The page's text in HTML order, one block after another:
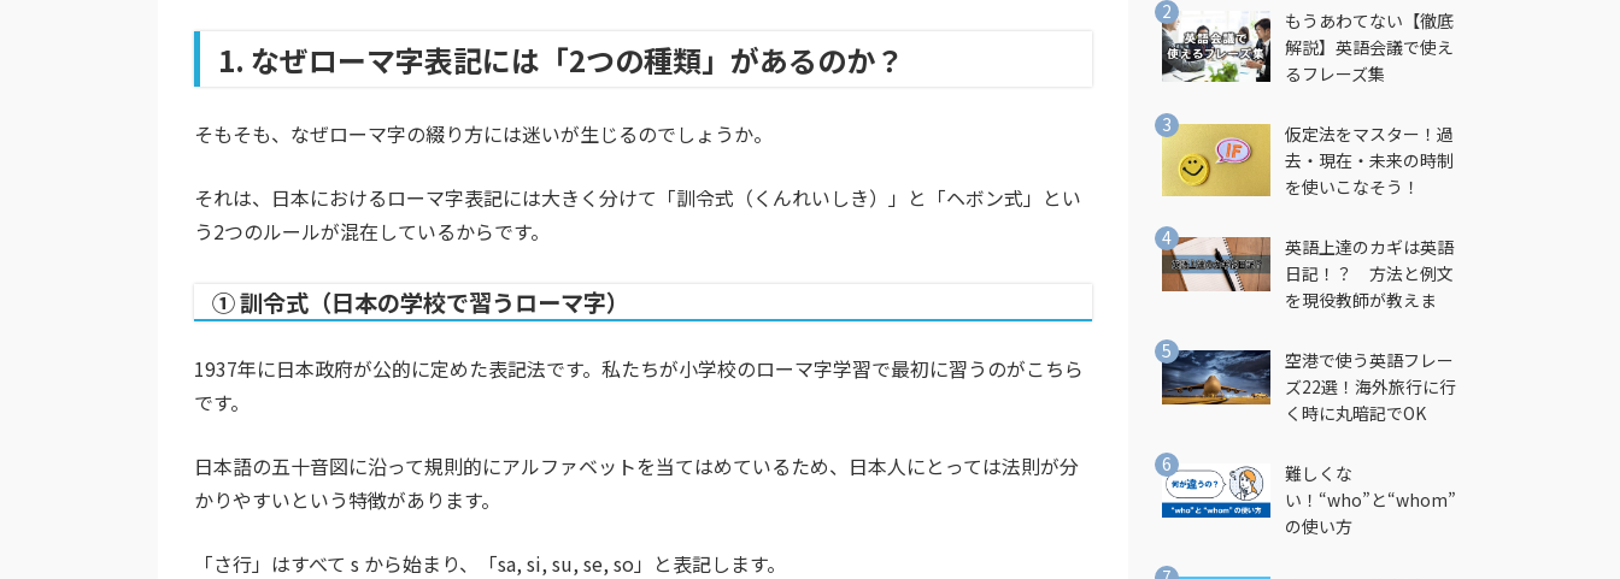
1. なぜローマ字表記には「2つの種類」があるのか？
そもそも、なぜローマ字の綴り方には迷いが生じるのでしょうか。
それは、日本におけるローマ字表記には大きく分けて「訓令式（くんれいしき）」と「ヘボン式」とい
う2つのルールが混在しているからです。
① 訓令式（日本の学校で習うローマ字）
1937年に日本政府が公的に定めた表記法です。私たちが小学校のローマ字学習で最初に習うのがこちら
です。
日本語の五十音図に沿って規則的にアルファベットを当てはめているため、日本人にとっては法則が分
かりやすいという特徴があります。
「さ行」はすべて s から始まり、「sa, si, su, se, so」と表記します。
もうあわてない【徹底
解説】英語会議で使え
るフレーズ集
仮定法をマスター！過
去・現在・未来の時制
を使いこなそう！
英語上達のカギは英語
日記！？ 方法と例文
を現役教師が教えま
空港で使う英語フレー
ズ22選！海外旅行に行
く時に丸暗記でOK
難しくな
い！“who”と“whom”
の使い方